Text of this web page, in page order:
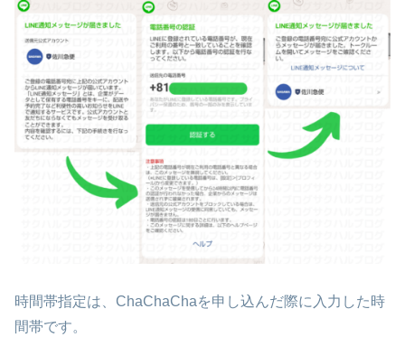
時間帯指定は、ChaChaChaを申し込んだ際に入力した時
間帯です。